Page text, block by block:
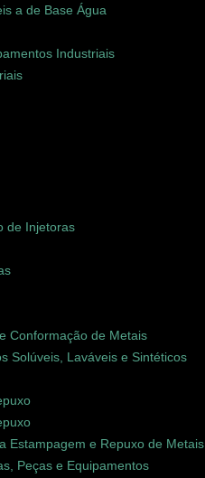
a de Base Água
Industriais
de Injetoras
Conformação de Metais
Solúveis, Laváveis e Sintéticos
Estampagem e Repuxo de Metais
Peças e Equipamentos